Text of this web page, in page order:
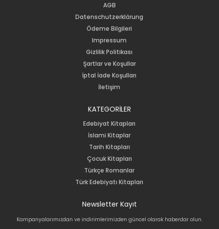
AGB
Datenschutzerklärung
Ödeme Bilgileri
Impressum
Gizlilik Politikası
Şartlar ve Koşullar
İptal İade Koşulları
İletişim
KATEGORİLER
Edebiyat Kitapları
İslami Kitaplar
Tarih Kitapları
Çocuk Kitapları
Türkçe Romanlar
Türk Edebiyatı Kitapları
Newsletter Kayıt
Kampanyalarımızdan ve indirimlerimizden güncel olarak haberdar olun.